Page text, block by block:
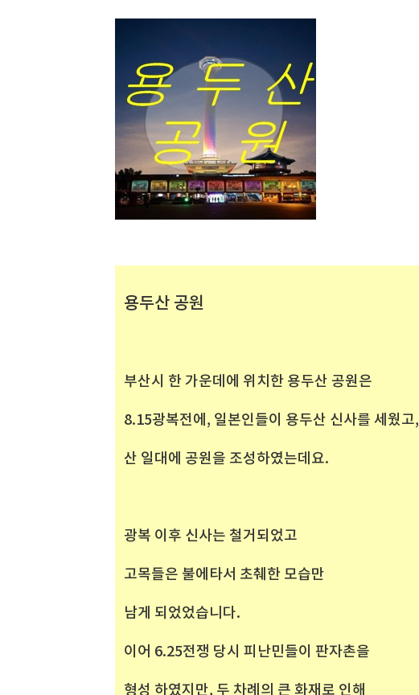
용두산 공원
부산시 한 가운데에 위치한 용두산 공원은
8.15광복전에, 일본인들이 용두산 신사를 세웠고,
산 일대에 공원을 조성하였는데요.
광복 이후 신사는 철거되었고
고목들은 불에타서 초췌한 모습만
남게 되었었습니다.
이어 6.25전쟁 당시 피난민들이 판자촌을
형성 하였지만, 두 차례의 큰 화재로 인해